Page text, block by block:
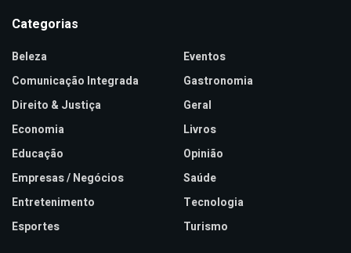
Categorias
Beleza
Comunicação Integrada
Direito & Justiça
Economia
Educação
Empresas / Negócios
Entretenimento
Esportes
Eventos
Gastronomia
Geral
Livros
Opinião
Saúde
Tecnologia
Turismo